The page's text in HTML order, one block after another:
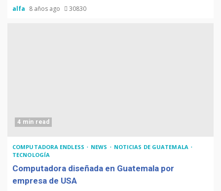
alfa 8 años ago 30830
4 min read
COMPUTADORA ENDLESS NEWS
NOTICIAS DE GUATEMALA
TECNOLOGÍA
Computadora diseñada en Guatemala por
empresa de USA